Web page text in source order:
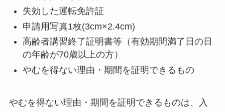
失効した運転免許証
申請用写真1枚(3cm×2.4cm)
高齢者講習終了証明書等（有効期間満了日の日
の年齢が70歳以上の方）
やむを得ない理由・期間を証明できるもの
やむを得ない理由・期間を証明できるものは、入